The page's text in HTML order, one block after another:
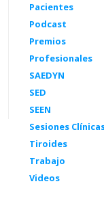
Pacientes
Podcast
Premios
Profesionales
SAEDYN
SED
SEEN
Sesiones
Tiroides
Trabajo
Videos